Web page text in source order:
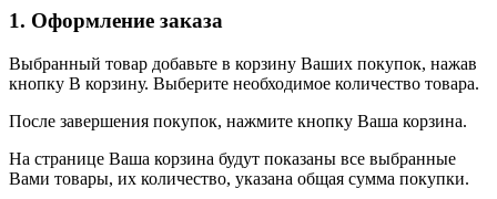
1. Оформление заказа
Выбранный товар добавьте в корзину Ваших покупок, нажав
кнопку В корзину. Выберите необходимое количество товара.
После завершения покупок, нажмите кнопку Ваша корзина.
На странице Ваша корзина будут показаны все выбранные
Вами товары, их количество, указана общая сумма покупки.